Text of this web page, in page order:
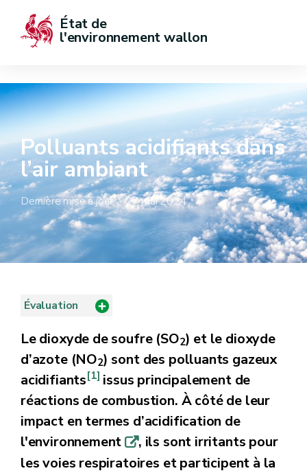
État de
l'environnement wallon
Polluants acidifiants dans
l’air ambiant
Dernière mise à jour : 27 mai 2024
Évaluation
Le dioxyde de soufre (SO2) et le dioxyde
d’azote (NO2) sont des polluants gazeux
acidifiants[1] issus principalement de
réactions de combustion. À côté de leur
impact en termes d’acidification de
l'environnementq, ils sont irritants pour
les voies respiratoires et participent à la